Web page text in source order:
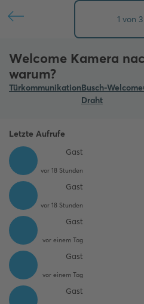
TürkommunikationBusch-
Draht
Welcome Kamera
warum?
Letzte Aufrufe
Gast
vor 18 Stunden
Gast
vor 18 Stunden
Gast
vor einem Tag
Gast
vor einem Tag
Gast
1 von 3